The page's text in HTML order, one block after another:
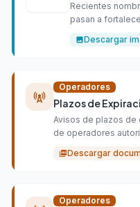
Recientes
pasan a
imageDescargar
cell_tower
Operadores
Plazos de
Avisos de plazos de
de operadores
picture_as_pdfDescargar
Operadores